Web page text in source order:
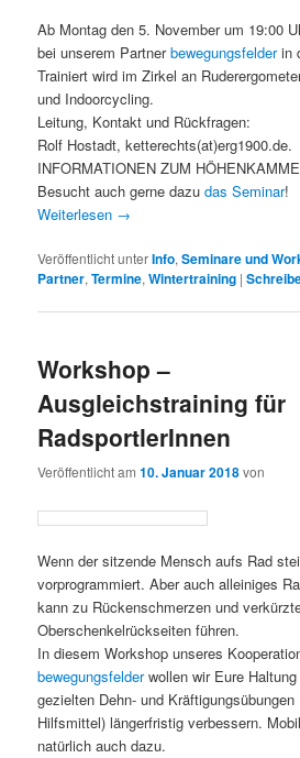
Ab Montag den 5. November um 19:00
bei unserem Partnerbewegungsfelderin
Trainiert wird im Zirkel an
und Indoorcycling.
Leitung, Kontakt und Rückfragen:
Rolf Hostadt, ketterechts(at)erg1900.de.
INFORMATIONEN ZUM
Besucht auch gerne dazu das Seminar!
Weiterlesen →
Veröffentlicht unterInfo,Seminare und
Partner,Termine,Wintertraining |
Workshop –
Ausgleichstraining für
RadsportlerInnen
Veröffentlicht am10. Januar 2018von
Wenn der sitzende Mensch aufs Rad
vorprogrammiert. Aber auch alleiniges
kann zu Rückenschmerzen und
Oberschenkelrückseiten führen.
In diesem Workshop unseres
bewegungsfelderwollen wir Eure
gezielten Dehn- und
Hilfsmittel) längerfristig verbessern.
natürlich auch dazu.